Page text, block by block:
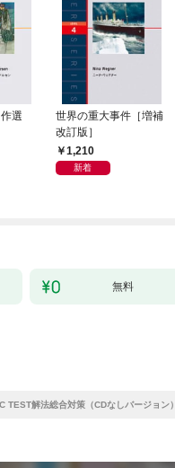
選
世界の重大事件［増補
改訂版］
1,210
新着
無料
TEST解法総合対策（CDなしバージョン）